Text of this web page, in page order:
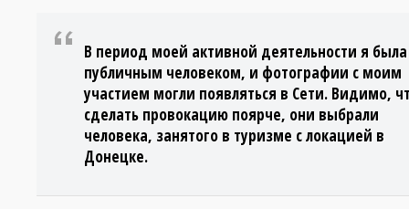
В период моей активной деятельности я была
публичным человеком, и фотографии с моим
участием могли появляться в Сети. Видимо,
сделать провокацию поярче, они выбрали
человека, занятого в туризме с локацией в
Донецке.